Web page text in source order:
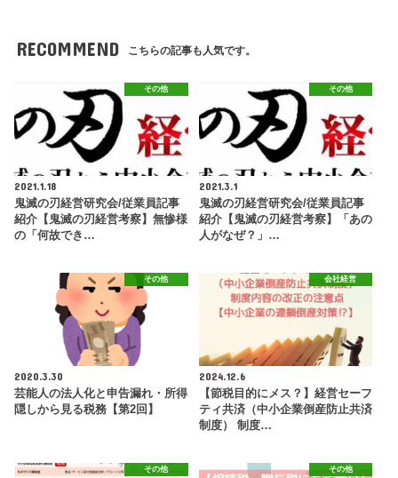
RECOMMEND こちらの記事も人気です。
その他
2021.1.18
鬼滅の刃経営研究会/従業員記事
紹介【鬼滅の刃経営考察】無惨様
の「何故でき…
その他
2021.3.1
鬼滅の刃経営研究会/従業員記事
紹介【鬼滅の刃経営考察】「あの
人がなぜ？」…
その他
2020.3.30
芸能人の法人化と申告漏れ・所得
隠しから見る税務【第2回】
会社経営
2024.12.6
【節税目的にメス？】経営セーフ
ティ共済（中小企業倒産防止共済
制度） 制度…
その他 その他